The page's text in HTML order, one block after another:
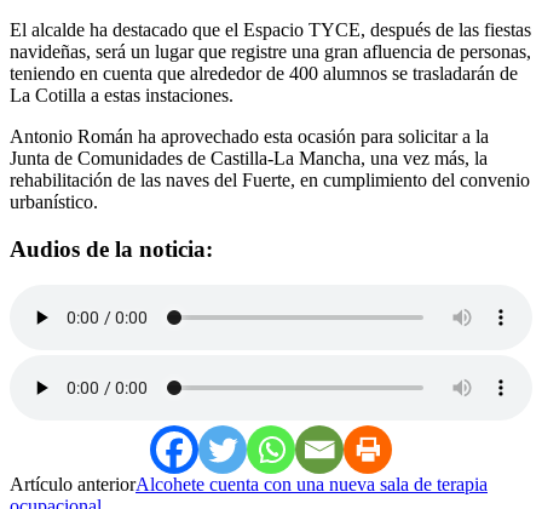
El alcalde ha destacado que el Espacio TYCE, después de las fiestas
navideñas, será un lugar que registre una gran afluencia de personas,
teniendo en cuenta que alrededor de 400 alumnos se trasladarán de
La Cotilla a estas instaciones.
Antonio Román ha aprovechado esta ocasión para solicitar a la
Junta de Comunidades de Castilla-La Mancha, una vez más, la
rehabilitación de las naves del Fuerte, en cumplimiento del convenio
urbanístico.
Audios de la noticia:
Artículo anteriorAlcohete cuenta con una nueva sala de terapia